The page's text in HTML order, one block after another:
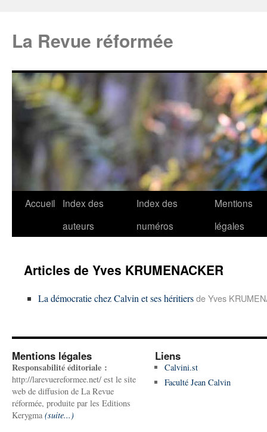
La Revue réformée
Accueil
Index des
auteurs
Index des
numéros
Mentions
légales
Articles de Yves KRUMENACKER
La démocratie chez Calvin et ses héritiersde Yves
Mentions légales
Responsabilité éditoriale :
http://larevuereformee.net/ est le site
web de diffusion de La Revue
réformée, produite par les Editions
Kerygma (suite...)
Liens
Calvini.st
Faculté Jean Calvin